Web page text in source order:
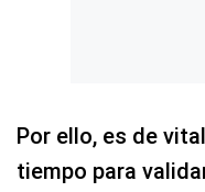
Por ello, es de
tiempo para